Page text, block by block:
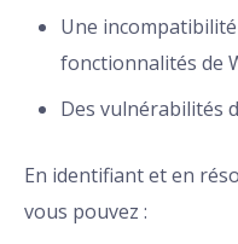
Une
fonctionnalités de
Des vulnérabilités
En identifiant et en
vous pouvez :